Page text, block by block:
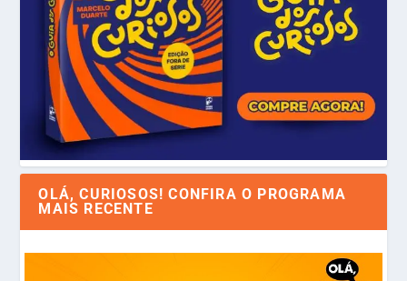
OLÁ, CURIOSOS! CONFIRA O PROGRAMA
MAIS RECENTE